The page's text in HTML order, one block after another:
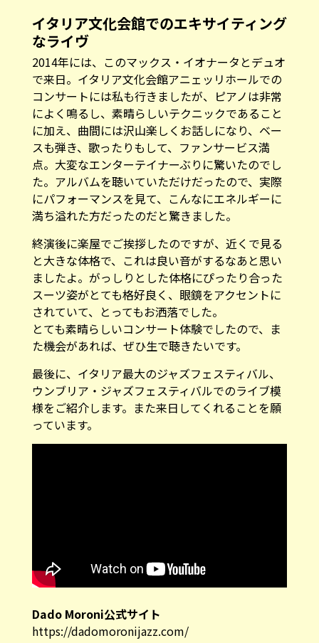
イタリア文化会館でのエキサイティング
なライヴ
2014年には、このマックス・イオナータとデュオ
で来日。イタリア文化会館アニェッリホールでの
コンサートには私も行きましたが、ピアノは非常
によく鳴るし、素晴らしいテクニックであること
に加え、曲間には沢山楽しくお話しになり、ベー
スも弾き、歌ったりもして、ファンサービス満
点。大変なエンターテイナーぶりに驚いたのでし
た。アルバムを聴いていただけだったので、実際
にパフォーマンスを見て、こんなにエネルギーに
満ち溢れた方だったのだと驚きました。
終演後に楽屋でご挨拶したのですが、近くで見る
と大きな体格で、これは良い音がするなあと思い
ましたよ。がっしりとした体格にぴったり合った
スーツ姿がとても格好良く、眼鏡をアクセントに
されていて、とってもお洒落でした。
とても素晴らしいコンサート体験でしたので、ま
た機会があれば、ぜひ生で聴きたいです。
最後に、イタリア最大のジャズフェスティバル、
ウンブリア・ジャズフェスティバルでのライブ模
様をご紹介します。また来日してくれることを願
っています。
Dado Moroni公式サイト
https://dadomoronijazz.com/